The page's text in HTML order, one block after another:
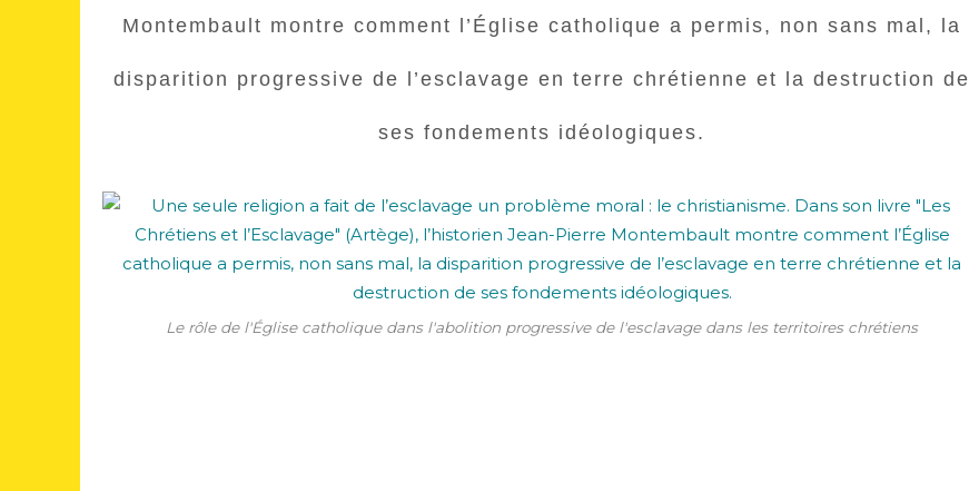
Montembault montre comment l’Église catholique a permis, non sans mal, la
disparition progressive de l’esclavage en terre chrétienne et la destruction de
ses fondements idéologiques.
Le rôle de l'Église catholique dans l'abolition progressive de l'esclavage dans les territoires chrétiens